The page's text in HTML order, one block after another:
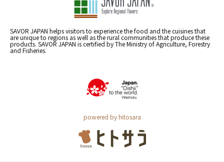
SAVOR JAPAN helps visitors to experience the food and the cuisines that
are unique to regions as well as the rural communities that produce these
products. SAVOR JAPAN is certified by The Ministry of Agriculture, Forestry
and Fisheries.
powered by hitosara